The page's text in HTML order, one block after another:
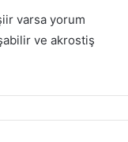
varsa yorum
ve akrostiş